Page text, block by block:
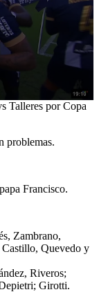
Talleres por Copa
problemas.
Francisco.
Zambrano,
Quevedo y
Riveros;
Girotti.